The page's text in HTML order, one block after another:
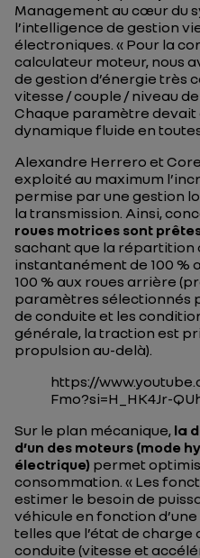
Management au cœur du
l’intelligence de gestion
électroniques. « Pour la
calculateur moteur, nous
de gestion d’énergie très
vitesse / couple / niveau
Chaque paramètre
dynamique fluide en
Alexandre Herrero et
exploité au maximum
permise par une gestion
la transmission. Ainsi,
roues motrices sont
sachant que la répartition
instantanément de 100 %
100 % aux roues arrière
paramètres sélectionnés
de conduite et les
générale, la traction est
propulsion au-delà).
https://
Fmo?si=H_HK4Jr-
Sur le plan mécanique, la
d’un des moteurs (mode
électrique) permet
consommation. « Les
estimer le besoin de
véhicule en fonction
telles que l’état de
conduite (vitesse et